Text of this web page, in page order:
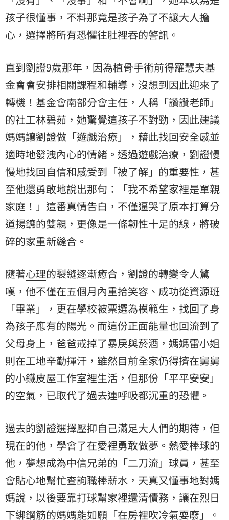
孩子很懂事，不料那竟是孩子為了不讓大人擔
心，選擇將所有恐懼往肚裡吞的警訊。
直到劉證9歲那年，因為植骨手術前得羅慧夫基
金會會安排相關課程和輔導，沒想到因此迎來了
轉機！基金會南部分會主任，人稱「讚讚老師」
的社工林碧茹，她驚覺這孩子不對勁，因此建議
媽媽讓劉證做「遊戲治療」，藉此找回安全感並
適時地發洩內心的情緒。透過遊戲治療，劉證慢
慢地找回自信和感受到「被了解」的重要性，甚
至他還勇敢地說出那句：「我不希望家裡是單親
家庭！」這番真情告白，不僅逼哭了原本打算分
道揚鑣的雙親，更像是一條韌性十足的線，將破
碎的家重新縫合。
隨著心理的裂縫逐漸癒合，劉證的轉變令人驚
嘆，他不僅在五個月內重拾笑容、成功從資源班
「畢業」，更在學校被票選為模範生，找回了身
為孩子應有的陽光。而這份正面能量也回流到了
父母身上，爸爸戒掉了暴戾與菸酒，媽媽雷小姐
則在工地辛勤揮汗，雖然目前全家仍得擠在舅舅
的小鐵皮屋工作室裡生活，但那份「平平安安」
的空氣，已取代了過去連呼吸都沉重的恐懼。
過去的劉證選擇壓抑自己滿足大人們的期待，但
現在的他，學會了在愛裡勇敢做夢。熱愛棒球的
他，夢想成為中信兄弟的「二刀流」球員，甚至
會貼心地幫忙查詢職棒薪水，天真又懂事地對媽
媽說，以後要靠打球幫家裡還清債務，讓在烈日
下綁鋼筋的媽媽能如願「在房裡吹冷氣耍廢」。